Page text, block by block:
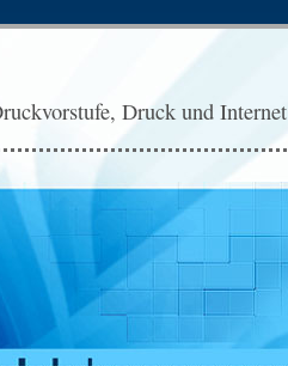
Druck und Internet